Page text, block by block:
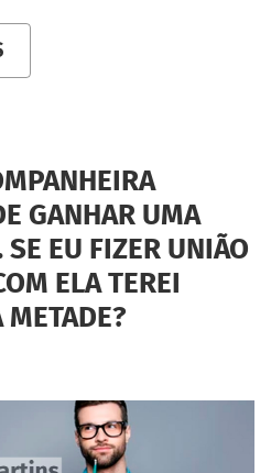
NÃO
HERANÇA
DO
OUTRO
QUANDO
OCORRER
O
FALECIMENTO.
É
POSSÍVEL
NOSSO
CONTRATO?
GANHAR UMA
SE EU FIZER UNIÃO
ELA TEREI
METADE?